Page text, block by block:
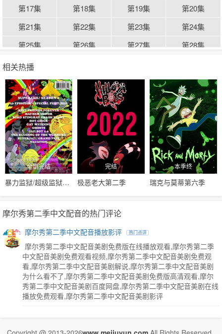
第17集
第18集 第19集
第20集
第21集
第22集 第23集
第24集
第25集
第26集 第27集
第28集
第29集
第33集
第34集 第35集
第36集
第37集
第38集 第39集
第40集
第41集
第42集 第43集
第44集
第45集
第46集 第47集
第48集
第49集
第50集 第51集 第52集
相关热播
全剧完结
暴力监狱/超级监狱第一季
完结
极恶老大第二季
本季终
瑞克与莫蒂第六季
摩尔秀第二季中文配音的热门评论
摩尔秀第二季中文配音播放影评 热门点评
摩尔秀第二季中文配音美剧免费版在线播放观看,摩尔秀第二季
中文配音美剧免费观看视频,摩尔秀第二季中文配音美剧免费观
看,摩尔秀第二季中文配音美剧解说,摩尔秀第二季中文配音美剧
为什么看不了,摩尔秀第二季中文配音美剧免费版高清观看,摩尔
秀第二季中文配音美剧百度网盘,摩尔秀第二季中文配音美剧在线
播放免费观看,摩尔秀第二季中文配音美剧影评